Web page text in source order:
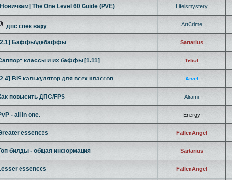
The One Level 60 Guide (PVE) Lifeismystery
дпс спек вару ArtCrime
Баффы\дебаффы Sartarius
классы и их баффы [1.11] Teliol
BiS калькулятор для всех классов Arvel
повысить ДПС/FPS Alrami
- all in one. Energy
essences FallenAngel
билды - общая информация Sartarius
essences FallenAngel